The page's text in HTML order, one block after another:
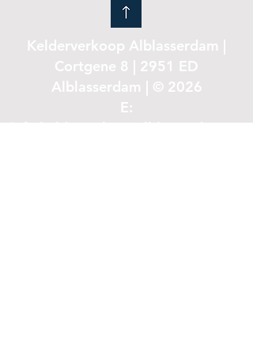
Kelderverkoop Alblasserdam |
Cortgene 8 | 2951 ED
Alblasserdam | © 2026
E:
info.kelderverkoopalblasserdam@g